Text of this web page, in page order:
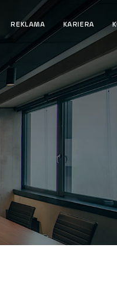
REKLAMA KARIERA